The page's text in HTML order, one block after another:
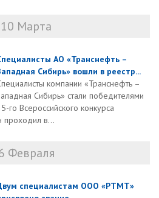
10 Марта
АО «Транснефть –
Сибирь» вошли в реестр...
компании «Транснефть –
Сибирь» стали победителями
го Всероссийского конкурса
проходил в...
Февраля
специалистам ООО «РТМТ»